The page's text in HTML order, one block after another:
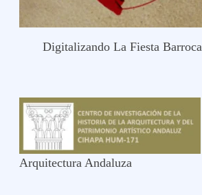
Digitalizando La Fiesta Barroca
Arquitectura Andaluza